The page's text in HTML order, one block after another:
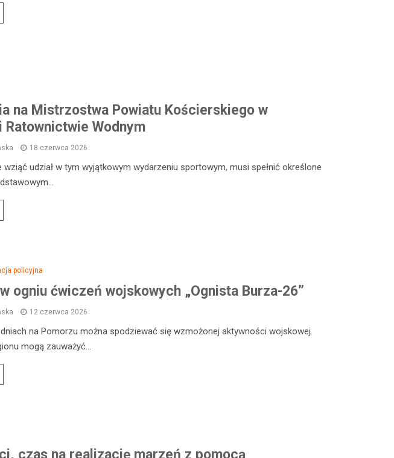
na Mistrzostwa Powiatu Kościerskiego w
Ratownictwie Wodnym
18 czerwca 2026
wziąć udział w tym wyjątkowym wydarzeniu sportowym, musi spełnić określone
policyjna
ogniu ćwiczeń wojskowych „Ognista Burza-26”
12 czerwca 2026
na Pomorzu można spodziewać się wzmożonej aktywności wojskowej.
mogą zauważyć…